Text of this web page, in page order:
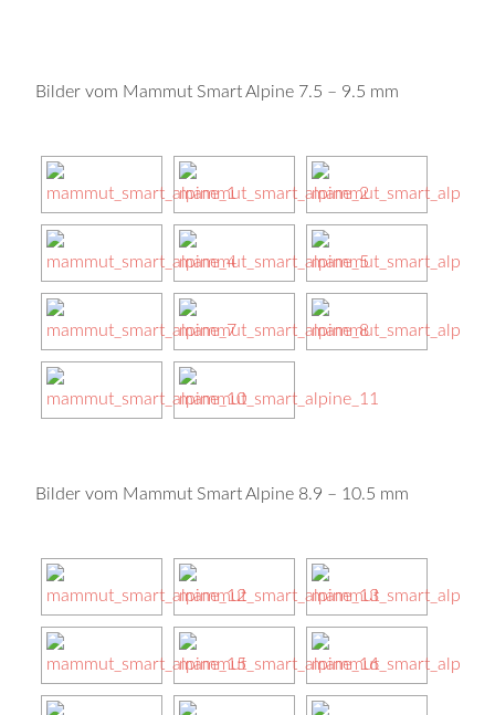
Bilder vom Mammut Smart Alpine 7.5 – 9.5 mm
Bilder vom Mammut Smart Alpine 8.9 – 10.5 mm